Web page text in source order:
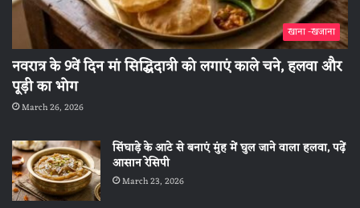
खाना -खजाना
नवरात्र के 9वें दिन मां सिद्धिदात्री को लगाएं काले चने, हलवा और
पूड़ी का भोग
March 26, 2026
सिंघाड़े के आटे से बनाएं मुंह में घुल जाने वाला हलवा, पढ़ें
आसान रेसिपी
March 23, 2026